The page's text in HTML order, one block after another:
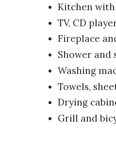
Kitchen with
TV, CD
Fireplace
Shower and
Washing
Towels,
Drying
Grill and